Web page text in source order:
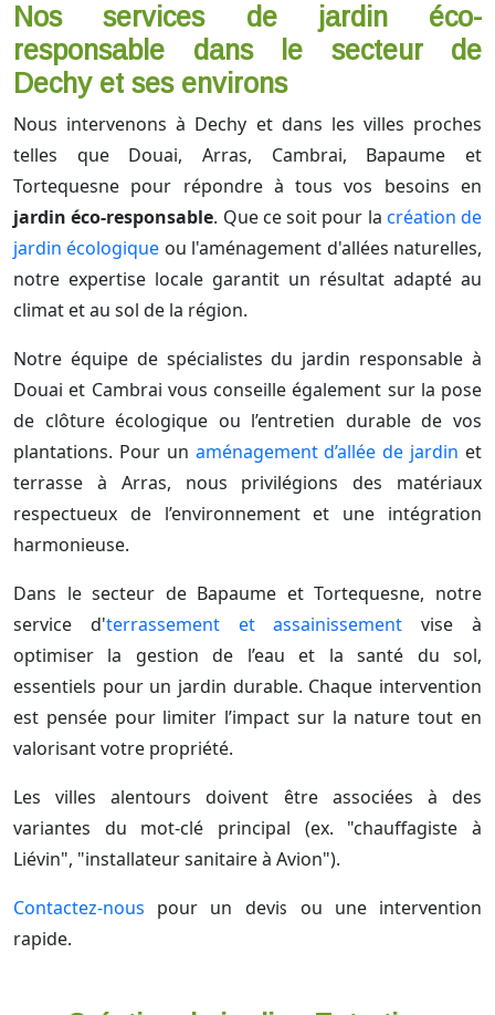
Nos services de jardin éco-
responsable dans le secteur de
Dechy et ses environs
Nous intervenons à Dechy et dans les villes proches
telles que Douai, Arras, Cambrai, Bapaume et
Tortequesne pour répondre à tous vos besoins en
jardin éco-responsable. Que ce soit pour la création de
jardin écologique ou l'aménagement d'allées naturelles,
notre expertise locale garantit un résultat adapté au
climat et au sol de la région.
Notre équipe de spécialistes du jardin responsable à
Douai et Cambrai vous conseille également sur la pose
de clôture écologique ou l’entretien durable de vos
plantations. Pour un aménagement d’allée de jardin et
terrasse à Arras, nous privilégions des matériaux
respectueux de l’environnement et une intégration
harmonieuse.
Dans le secteur de Bapaume et Tortequesne, notre
service d'terrassement et assainissement vise à
optimiser la gestion de l’eau et la santé du sol,
essentiels pour un jardin durable. Chaque intervention
est pensée pour limiter l’impact sur la nature tout en
valorisant votre propriété.
Les villes alentours doivent être associées à des
variantes du mot-clé principal (ex. "chauffagiste à
Liévin", "installateur sanitaire à Avion").
Contactez-nous pour un devis ou une intervention
rapide.